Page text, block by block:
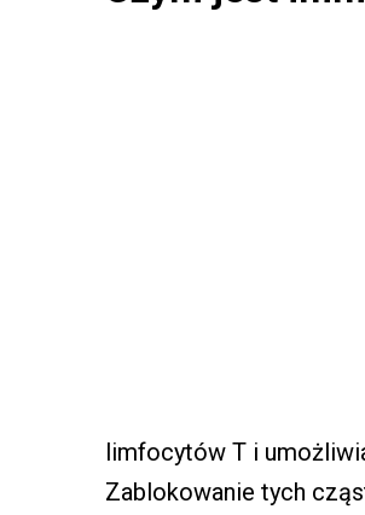
limfocytów T i
Zablokowanie tych